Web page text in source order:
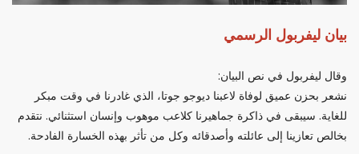
بيان ليفربول الرسمي
وقال ليفربول في نص البيان:
نشعر بحزن عميق لوفاة لاعبنا ديوجو جوتا، الذي غادرنا في وقت مبكر
للغاية. سيبقى في ذاكرة جماهيرنا كلاعب موهوب وإنسان استثنائي. نتقدم
بخالص تعازينا إلى عائلته وأصدقائه وكل من تأثر بهذه الخسارة الفادحة.